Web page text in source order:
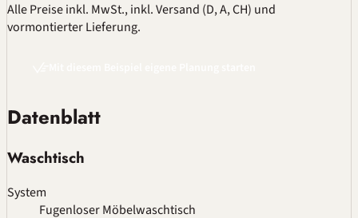
Alle Preise inkl. MwSt., inkl. Versand (D, A, CH) und
vormontierter Lieferung.
Datenblatt
Waschtisch
System
Fugenloser Möbelwaschtisch